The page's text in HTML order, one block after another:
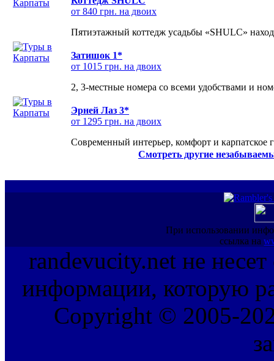
от 840 грн. на двоих
Пятиэтажный коттедж усадьбы «SHULC»
Затишок 1*
от 1015 грн. на двоих
2, 3-местные номера со всеми удобствами и
Эрней Лаз 3*
от 1295 грн. на двоих
Современный интерьер, комфорт и карпатское
Смотреть другие
При использовании
ссылка на
randevucity.net не несет
информации, которую
Copyright © 2005-